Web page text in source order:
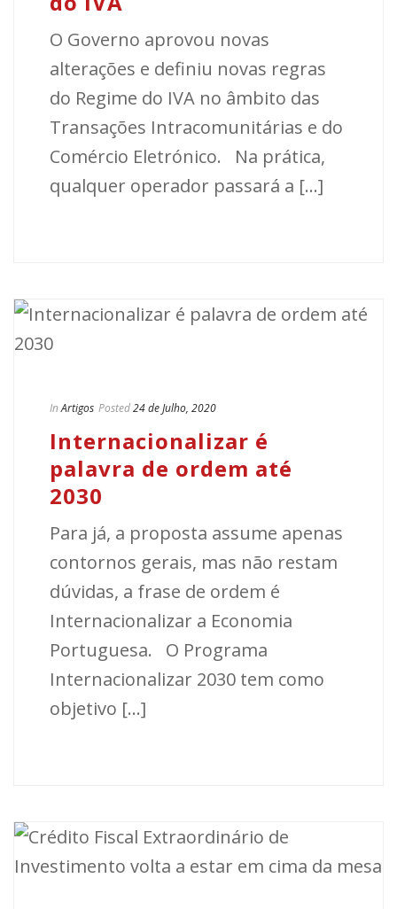
O Governo aprovou novas
alterações e definiu novas regras
do Regime do IVA no âmbito das
Transações Intracomunitárias e do
Comércio Eletrónico. Na prática,
qualquer operador passará a [...]
In Artigos Posted24 de Julho, 2020
Internacionalizar é
palavra de ordem até
2030
Para já, a proposta assume apenas
contornos gerais, mas não restam
dúvidas, a frase de ordem é
Internacionalizar a Economia
Portuguesa. O Programa
Internacionalizar 2030 tem como
objetivo [...]